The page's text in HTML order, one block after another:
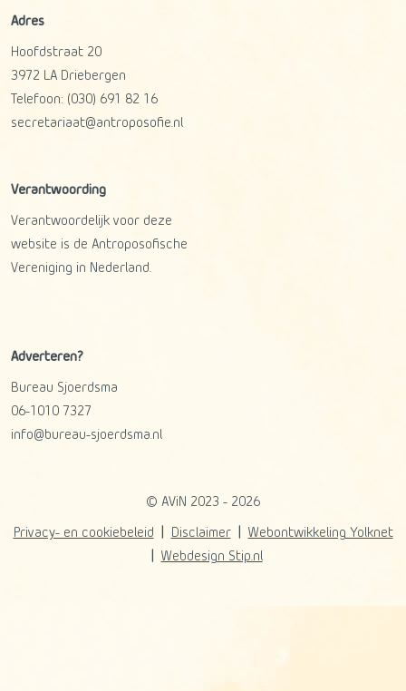
Adres
Hoofdstraat 20
3972 LA
Driebergen
Telefoon: (030) 691 82 16
secretariaat@antroposofie.nl
Verantwoording
Verantwoordelijk voor deze
website is de Antroposofische
Vereniging in Nederland.
Adverteren?
Bureau Sjoerdsma
06-1010 7327
info@bureau-sjoerdsma.nl
© AViN 2023 - 2026
Privacy- en cookiebeleid Disclaimer
Webontwikkeling Yolknet
Webdesign Stip.nl